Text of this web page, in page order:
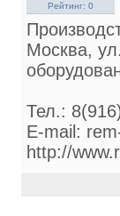
Рейтинг: 0
Москва,
Тел.:
E-mail:
http://